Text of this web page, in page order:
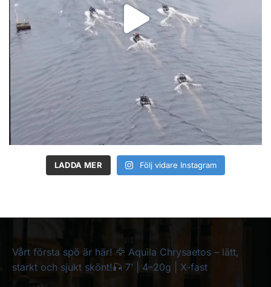
LADDA MER Följ vidare Instagram
Vårt första spö är här! 🦅 Aquila Chrysaetos – lätt,
starkt och sjukt skönt!🎣 7’ | 4–20g | X-fast